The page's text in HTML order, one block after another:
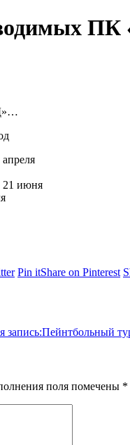
21 июня
Pin itShare on Pinterest
запись:Пейнтбольный
поля помечены *